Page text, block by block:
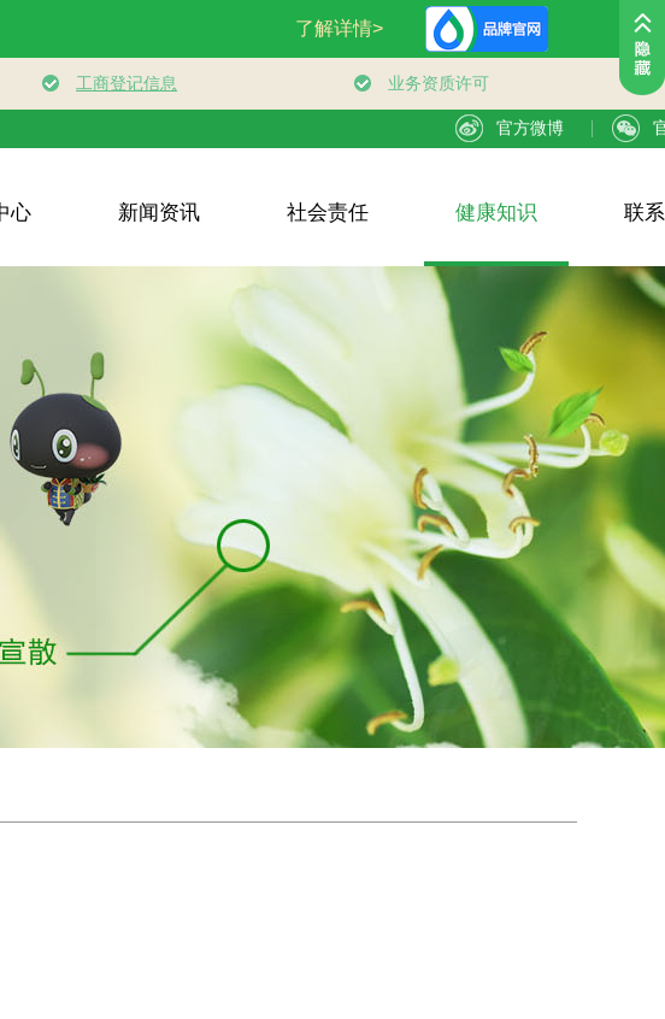
官方微博
心 新闻资讯 社会责任 健康知识 联